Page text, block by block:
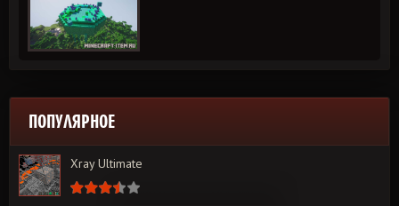
ПОПУЛЯРНОЕ
Xray Ultimate